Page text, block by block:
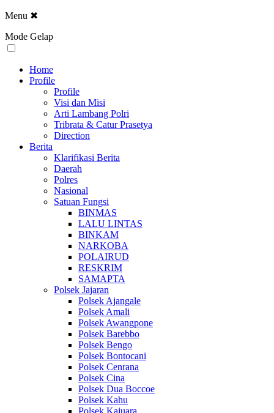
Menu ✖
Mode Gelap
Home
Profile
Profile
Visi dan Misi
Arti Lambang Polri
Tribrata & Catur Prasetya
Direction
Berita
Klarifikasi Berita
Daerah
Polres
Nasional
Satuan Fungsi
BINMAS
LALU LINTAS
BINKAM
NARKOBA
POLAIRUD
RESKRIM
SAMAPTA
Polsek Jajaran
Polsek Ajangale
Polsek Amali
Polsek Awangpone
Polsek Barebbo
Polsek Bengo
Polsek Bontocani
Polsek Cenrana
Polsek Cina
Polsek Dua Boccoe
Polsek Kahu
Polsek Kajuara